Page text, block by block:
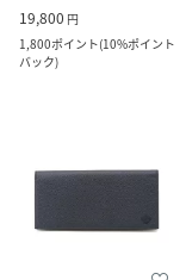
19,800 円
1,800ポイント(10%ポイント
バック)